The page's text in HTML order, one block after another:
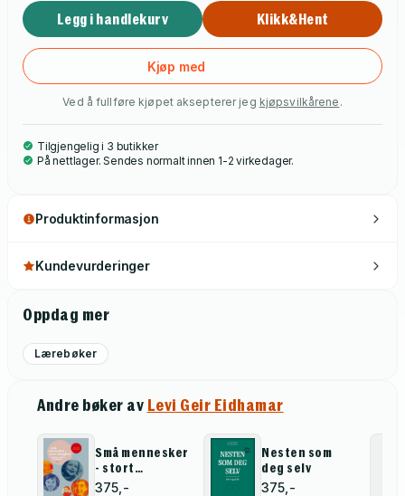
Legg i handlekurv Klikk&Hent
Kjøp med
Ved å fullføre kjøpet aksepterer jeg kjøpsvilkårene .
Tilgjengelig i 3 butikker
På nettlager. Sendes normalt innen 1-2 virkedager.
Produktinformasjon
Kundevurderinger
Oppdag mer
Lærebøker
Andre bøker av Levi Geir Eidhamar
Små mennesker
- stort
mangfold
375,-
Nesten som
deg selv
375,-